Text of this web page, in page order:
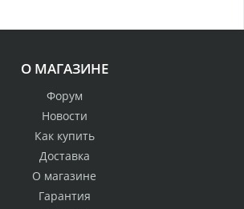
О МАГАЗИНЕ
Форум
Новости
Как купить
Доставка
О магазине
Гарантия